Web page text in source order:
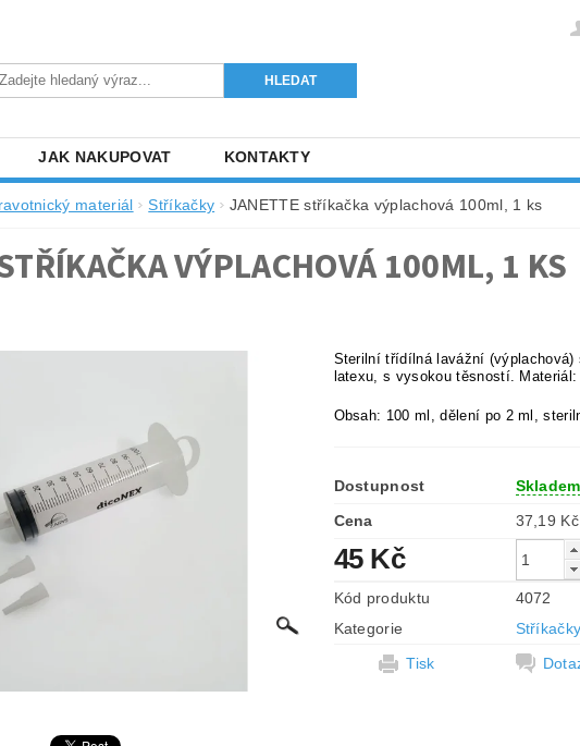
JAK NAKUPOVAT KONTAKTY
materiál Stříkačky JANETTE stříkačka výplachová 100ml, 1 ks
VÝPLACHOVÁ 100ML, 1 KS
Sterilní třídílná lavážní
latexu, s vysokou těsností. Materiál:
Obsah: 100 ml, dělení po 2 ml,
Dostupnost
Skladem
Cena
45 Kč
Kód produktu
4072
Kategorie
Stříkačky
Tisk